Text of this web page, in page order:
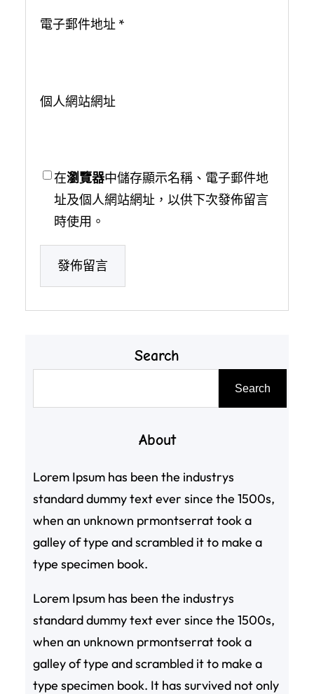
電子郵件地址 *
個人網站網址
在瀏覽器中儲存顯示名稱、電子郵件地
址及個人網站網址，以供下次發佈留言
時使用。
Search
Search
About
Lorem Ipsum has been the industrys
standard dummy text ever since the 1500s,
when an unknown prmontserrat took a
galley of type and scrambled it to make a
type specimen book.
Lorem Ipsum has been the industrys
standard dummy text ever since the 1500s,
when an unknown prmontserrat took a
galley of type and scrambled it to make a
type specimen book. It has survived not only